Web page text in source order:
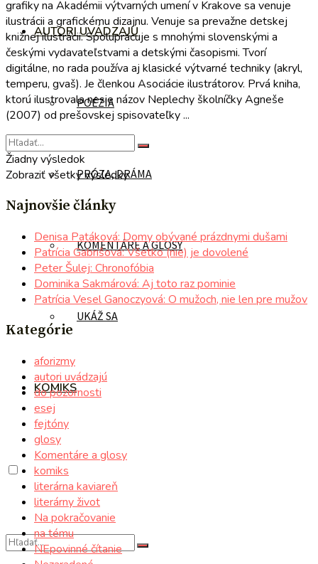
AUTORI UVÁDZAJÚ
POÉZIA
PRÓZA, DRÁMA
KOMENTÁRE A GLOSY
UKÁŽ SA
KOMIKS
grafiky na Akadémii výtvarných umení v Krakove sa venuje
ilustrácii a grafickému dizajnu. Venuje sa prevažne detskej
knižnej ilustrácii. Spolupracuje s mnohými slovenskými a
českými vydavateľstvami a detskými časopismi. Tvorí
digitálne, no rada používa aj klasické výtvarné techniky (akryl,
temperu, gvaš). Je členkou Asociácie ilustrátorov. Prvá kniha,
ktorú ilustrovala nesie názov Neplechy školníčky Agneše
(2007) od prešovskej spisovateľky ...
Žiadny výsledok
Zobraziť všetky výsledky
Najnovšie články
Denisa Patáková: Domy obývané prázdnymi dušami
Patrícia Gabrišová: Všetko (nie) je dovolené
Peter Šulej: Chronofóbia
Dominika Sakmárová: Aj toto raz pominie
Patrícia Vesel Ganoczyová: O mužoch, nie len pre mužov
Kategórie
aforizmy
autori uvádzajú
do pozornosti
esej
fejtóny
glosy
Komentáre a glosy
komiks
literárna kaviareň
literárny život
Na pokračovanie
na tému
NEpovinné čítanie